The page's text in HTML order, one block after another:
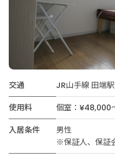
交通
JR山手線 田端
使用料
個室：¥48,000
入居条件
男性
※保証人、保証